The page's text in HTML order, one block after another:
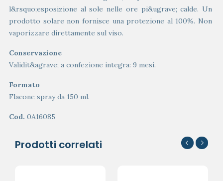
l&rsquo;esposizione al sole nelle ore pi&ugrave; calde. Un
prodotto solare non fornisce una protezione al 100%. Non
vaporizzare direttamente sul viso.
Conservazione
Validit&agrave; a confezione integra: 9 mesi.
Formato
Flacone spray da 150 ml.
Cod. 0A16085
Prodotti correlati